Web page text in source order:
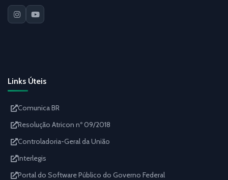
Links Úteis
Comunica BR
Resolução Atricon nº 09/2018
Controladoria-Geral da União
Interlegis
Portal do Software Público do Governo Federal